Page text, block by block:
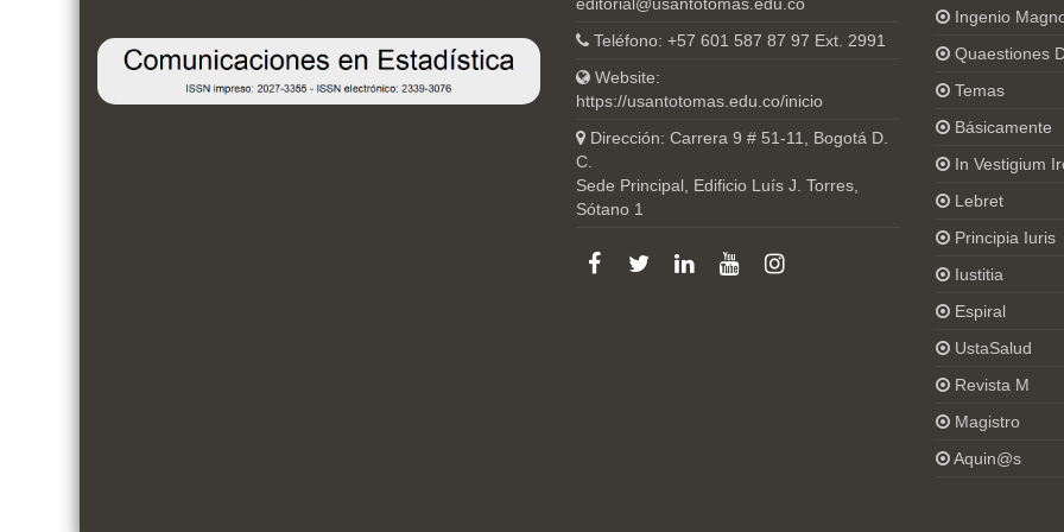
Teléfono: +57 601 587 87 97 Ext. 2991
Website:
https://usantotomas.edu.co/inicio
Dirección: Carrera 9 # 51-11, Bogotá D.
C.
Sede Principal, Edificio Luís J. Torres,
Sótano 1
Ingenio
Quaestiones
Temas
Básicamente
In Vestigium
Lebret
Principia Iuris
Iustitia
Espiral
UstaSalud
Revista M
Magistro
Aquin@s